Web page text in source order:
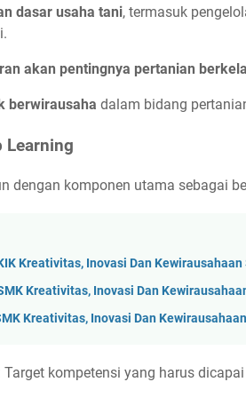
dasar usaha tani, termasuk
akan pentingnya pertanian
berwirausaha dalam bidang
Learning
dengan komponen utama sebagai
Kreativitas, Inovasi Dan Kewirausahaan
Kreativitas, Inovasi Dan
Kreativitas, Inovasi Dan Kewirausahaan
Target kompetensi yang harus